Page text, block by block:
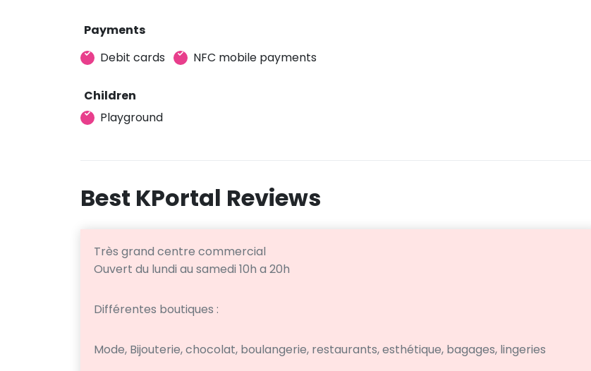
Payments
Debit cards
NFC mobile payments
Children
Playground
Best KPortal Reviews
Très grand centre commercial
Ouvert du lundi au samedi 10h a 20h
Différentes boutiques :
Mode, Bijouterie, chocolat, boulangerie, restaurants, esthétique, bagages, lingeries